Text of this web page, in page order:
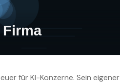
für KI-Konzerne. Sein eigener